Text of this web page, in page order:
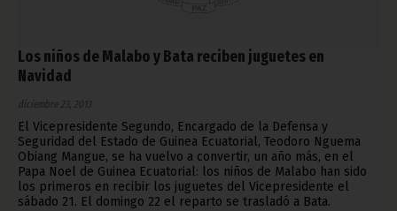
Los niños de Malabo y Bata reciben juguetes en
Navidad
diciembre 23, 2013
El Vicepresidente Segundo, Encargado de la Defensa y
Seguridad del Estado de Guinea Ecuatorial, Teodoro Nguema
Obiang Mangue, se ha vuelvo a convertir, un año más, en el
Papa Noel de Guinea Ecuatorial: los niños de Malabo han sido
los primeros en recibir los juguetes del Vicepresidente el
sábado 21. El domingo 22 el reparto se trasladó a Bata.